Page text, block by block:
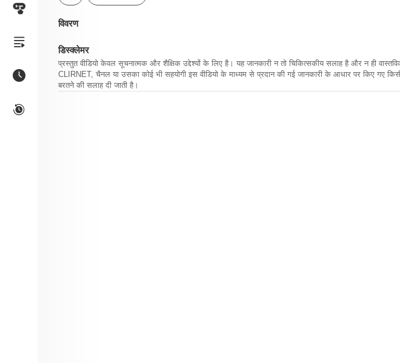
विवरण
डिस्क्लेमर
प्रस्तुत वीडियो केवल सूचनात्मक और शैक्षिक उद्देश्यों के लिए है। यह जानकारी न तो चिकित्सकीय सलाह है और न ही
CLIRNET, चैनल या उसका कोई भी सहयोगी इस वीडियो के माध्यम से प्रदान की गई जानकारी के आधार पर किए गए किसी
बरतने की सलाह दी जाती है।